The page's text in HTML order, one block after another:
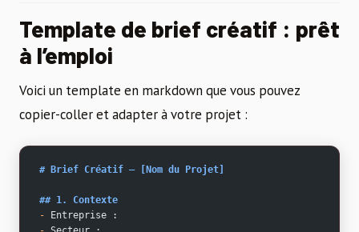
Template de brief créatif : prêt
à l’emploi
Voici un template en markdown que vous pouvez
copier-coller et adapter à votre projet :
# Brief Créatif — [Nom du Projet]
## 1. Contexte
- Entreprise :